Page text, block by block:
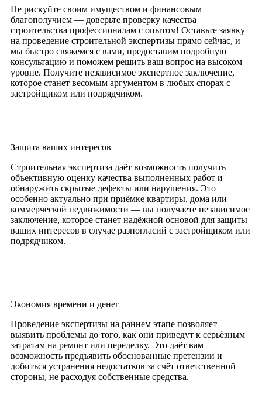
Не рискуйте своим имуществом и финансовым
благополучием — доверьте проверку качества
строительства профессионалам с опытом! Оставьте заявку
на проведение строительной экспертизы прямо сейчас, и
мы быстро свяжемся с вами, предоставим подробную
консультацию и поможем решить ваш вопрос на высоком
уровне. Получите независимое экспертное заключение,
которое станет весомым аргументом в любых спорах с
застройщиком или подрядчиком.
Защита ваших интересов
Строительная экспертиза даёт возможность получить
объективную оценку качества выполненных работ и
обнаружить скрытые дефекты или нарушения. Это
особенно актуально при приёмке квартиры, дома или
коммерческой недвижимости — вы получаете независимое
заключение, которое станет надёжной основой для защиты
ваших интересов в случае разногласий с застройщиком или
подрядчиком.
Экономия времени и денег
Проведение экспертизы на раннем этапе позволяет
выявить проблемы до того, как они приведут к серьёзным
затратам на ремонт или переделку. Это даёт вам
возможность предъявить обоснованные претензии и
добиться устранения недостатков за счёт ответственной
стороны, не расходуя собственные средства.